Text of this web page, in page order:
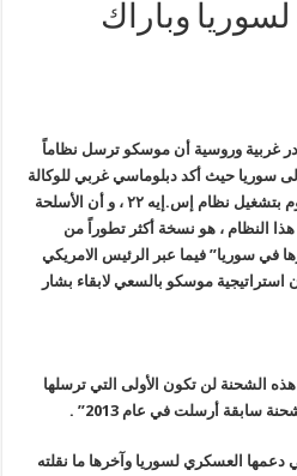
وباراك
غربية وروسية أن موسكو ترسل نظاماً
سوريا حيث أكد دبلوماسي غربي للوكالة
أن القوات الروسية هي التي ستقوم بتشغيل نظام إس.إيه ۲۲ ، و أن الأسلحة
النظام ، هو نسخة أكثر تطوراً من
في سوريا” فيما عبر الرئيس الامريكي
استراتيجية موسكو بالسعي لابقاء بشار
الشحنة لن تكون الأولى التي ترسلها
دعمها العسكري لسوريا وآخرها ما نقلته